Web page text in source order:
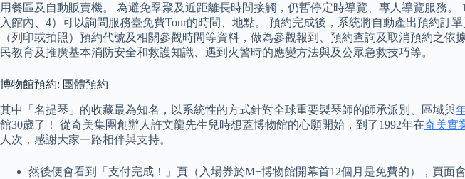
用餐區及自動販賣機。 為避免羣聚及近距離長時間接觸，仍暫停定時導覽、專人導覽服務
入館內、4）可以詢問服務臺免費Tour的時間、地點。 預約完成後，系統將自動產出預約
（列印或拍照）預約代號及相關參觀時間等資料，做為參觀報到、預約查詢及取消預約之
民教育及推廣基本消防安全和救護知識、遇到火警時的應變方法與及公眾急救技巧等。
博物館預約: 團體預約
其中「名提琴」的收藏最為知名，以系統性的方式針對全球重要製琴師的師承派別、區域與
館30歲了！ 從奇美集團創辦人許文龍先生兒時想蓋博物館的心願開始，到了1992年在奇美實
人次，感謝大家一路相伴與支持。
然後便會看到「支付完成！」頁（入場券於M+博物館開幕首12個月是免費的），頁面